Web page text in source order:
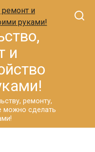
и
ремонту,
можно сделать